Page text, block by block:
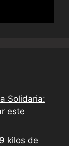
Solidaria:
este
kilos de